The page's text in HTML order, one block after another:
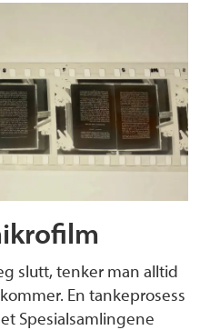
slutt, tenker man alltid
En tankeprosess
Spesialsamlingene